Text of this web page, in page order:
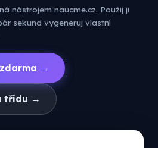
nástrojem naucme.cz. Použij ji
sekund vygeneruj vlastní
→
třídu →